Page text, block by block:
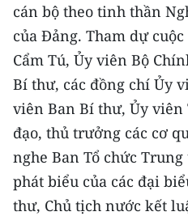
Video
Media Chính trị
Media Kinh tế
Media Văn hóa
Media Xã hội
Media Pháp luật
cán bộ theo tinh thần
của Đảng. Tham dự
Cẩm Tú, Ủy viên Bộ
Bí thư, các đồng chí Ủy
viên Ban Bí thư, Ủy
đạo, thủ trưởng các cơ
nghe Ban Tổ chức
phát biểu của các đại
thư, Chủ tịch nước kết